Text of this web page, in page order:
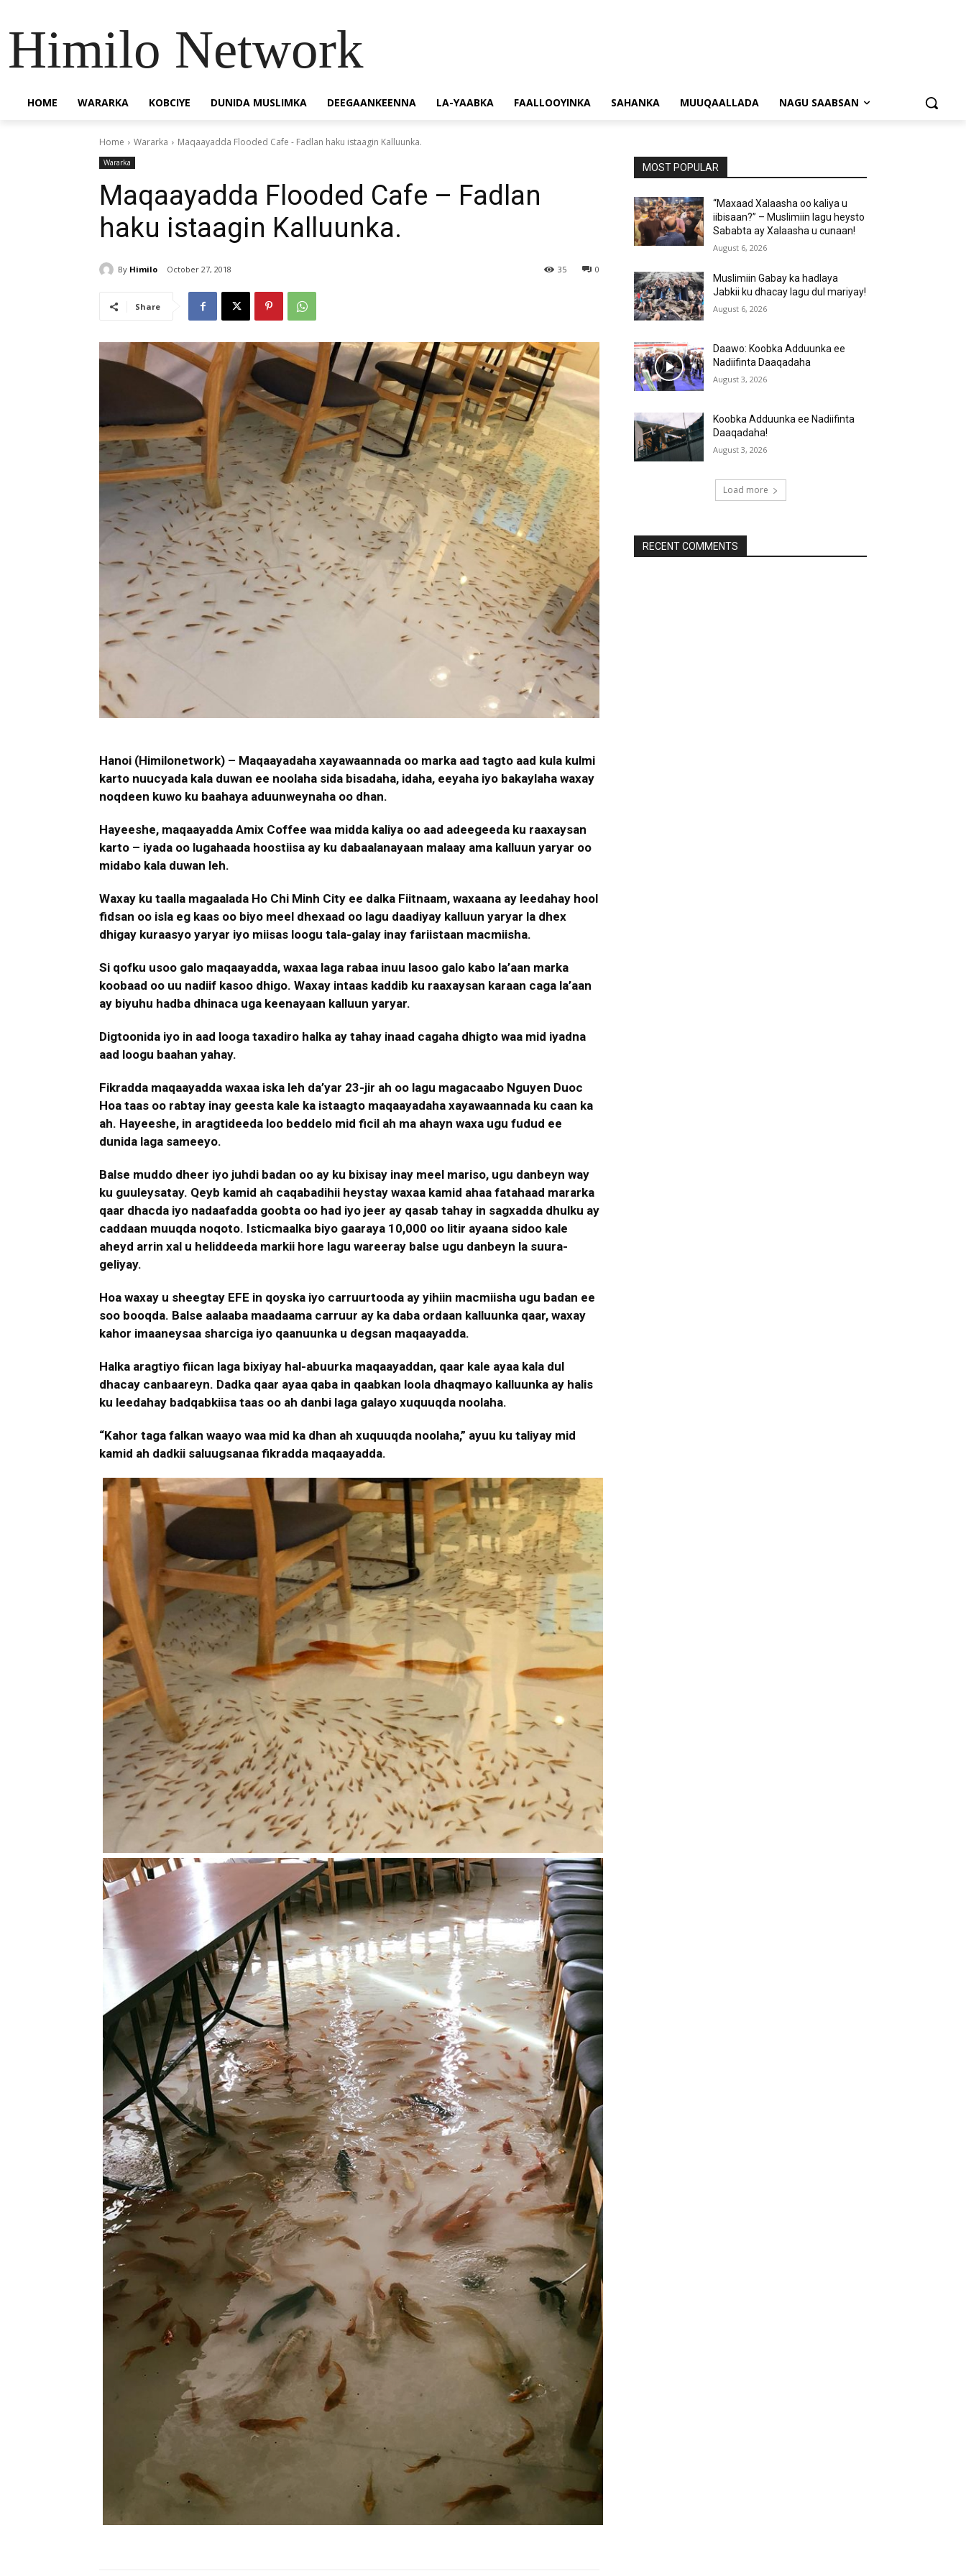
Himilo Network
HOME WARARKA KOBCIYE DUNIDA MUSLIMKA DEEGAANKEENNA LA-YAABKA FAALLOOYINKA SAHANKA MUUQAALLADA NAGU SAABSAN
Home Wararka Maqaayadda Flooded Cafe - Fadlan haku istaagin Kalluunka.
Wararka
Maqaayadda Flooded Cafe – Fadlan
haku istaagin Kalluunka.
By Himilo October 27, 2018 0
35
Share
Hanoi (Himilonetwork) – Maqaayadaha xayawaannada oo marka aad tagto aad kula kulmi
karto nuucyada kala duwan ee noolaha sida bisadaha, idaha, eeyaha iyo bakaylaha waxay
noqdeen kuwo ku baahaya aduunweynaha oo dhan.
Hayeeshe, maqaayadda Amix Coffee waa midda kaliya oo aad adeegeeda ku raaxaysan
karto – iyada oo lugahaada hoostiisa ay ku dabaalanayaan malaay ama kalluun yaryar oo
midabo kala duwan leh.
Waxay ku taalla magaalada Ho Chi Minh City ee dalka Fiitnaam, waxaana ay leedahay hool
fidsan oo isla eg kaas oo biyo meel dhexaad oo lagu daadiyay kalluun yaryar la dhex
dhigay kuraasyo yaryar iyo miisas loogu tala-galay inay fariistaan macmiisha.
Si qofku usoo galo maqaayadda, waxaa laga rabaa inuu lasoo galo kabo la’aan marka
koobaad oo uu nadiif kasoo dhigo. Waxay intaas kaddib ku raaxaysan karaan caga la’aan
ay biyuhu hadba dhinaca uga keenayaan kalluun yaryar.
Digtoonida iyo in aad looga taxadiro halka ay tahay inaad cagaha dhigto waa mid iyadna
aad loogu baahan yahay.
Fikradda maqaayadda waxaa iska leh da’yar 23-jir ah oo lagu magacaabo Nguyen Duoc
Hoa taas oo rabtay inay geesta kale ka istaagto maqaayadaha xayawaannada ku caan ka
ah. Hayeeshe, in aragtideeda loo beddelo mid ficil ah ma ahayn waxa ugu fudud ee
dunida laga sameeyo.
Balse muddo dheer iyo juhdi badan oo ay ku bixisay inay meel mariso, ugu danbeyn way
ku guuleysatay. Qeyb kamid ah caqabadihii heystay waxaa kamid ahaa fatahaad mararka
qaar dhacda iyo nadaafadda goobta oo had iyo jeer ay qasab tahay in sagxadda dhulku ay
caddaan muuqda noqoto. Isticmaalka biyo gaaraya 10,000 oo litir ayaana sidoo kale
aheyd arrin xal u heliddeeda markii hore lagu wareeray balse ugu danbeyn la suura-
geliyay.
Hoa waxay u sheegtay EFE in qoyska iyo carruurtooda ay yihiin macmiisha ugu badan ee
soo booqda. Balse aalaaba maadaama carruur ay ka daba ordaan kalluunka qaar, waxay
kahor imaaneysaa sharciga iyo qaanuunka u degsan maqaayadda.
Halka aragtiyo fiican laga bixiyay hal-abuurka maqaayaddan, qaar kale ayaa kala dul
dhacay canbaareyn. Dadka qaar ayaa qaba in qaabkan loola dhaqmayo kalluunka ay halis
ku leedahay badqabkiisa taas oo ah danbi laga galayo xuquuqda noolaha.
“Kahor taga falkan waayo waa mid ka dhan ah xuquuqda noolaha,” ayuu ku taliyay mid
kamid ah dadkii saluugsanaa fikradda maqaayadda.
MOST POPULAR
“Maxaad Xalaasha oo kaliya u
iibisaan?” – Muslimiin lagu heysto
Sababta ay Xalaasha u cunaan!
August 6, 2026
Muslimiin Gabay ka hadlaya
Jabkii ku dhacay lagu dul mariyay!
August 6, 2026
Daawo: Koobka Adduunka ee
Nadiifinta Daaqadaha
August 3, 2026
Koobka Adduunka ee Nadiifinta
Daaqadaha!
August 3, 2026
Load more
RECENT COMMENTS